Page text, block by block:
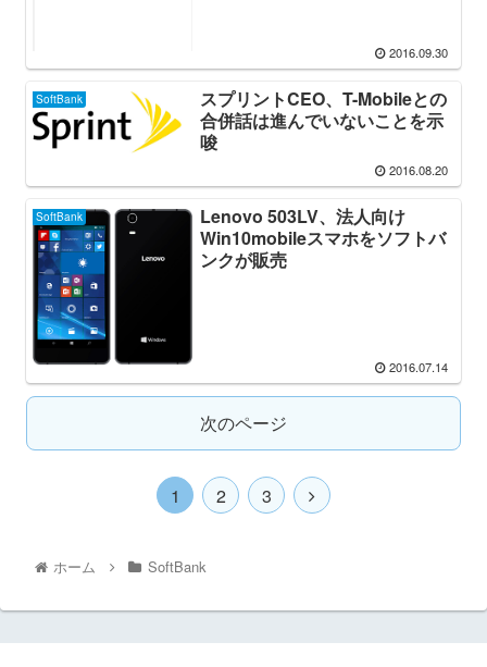
2016.09.30
SoftBank
スプリントCEO、T-Mobileとの
合併話は進んでいないことを示
唆
2016.08.20
SoftBank
Lenovo 503LV、法人向け
Win10mobileスマホをソフトバ
ンクが販売
2016.07.14
次のページ
1 2 3
ホーム SoftBank